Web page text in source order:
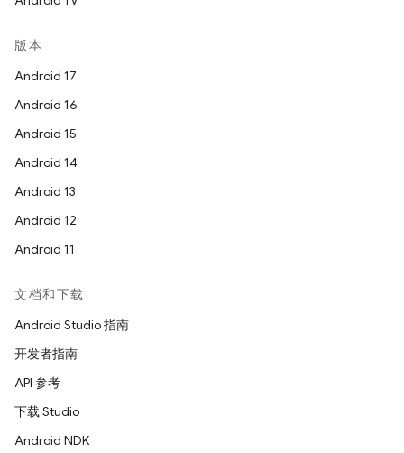
版本
Android 17
Android 16
Android 15
Android 14
Android 13
Android 12
Android 11
文档和下载
Android Studio 指南
开发者指南
API 参考
下载 Studio
Android NDK